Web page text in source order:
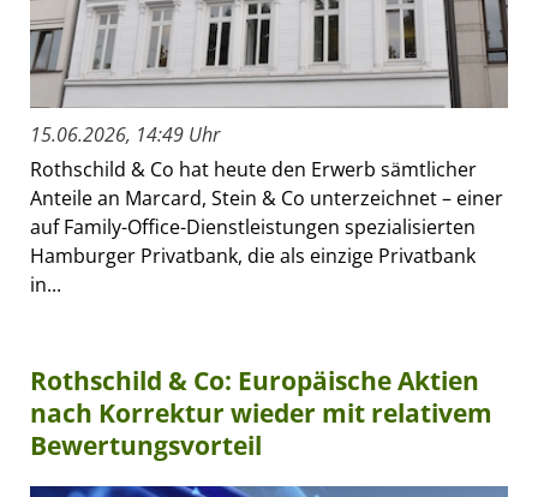
15.06.2026, 14:49 Uhr
Rothschild & Co hat heute den Erwerb sämtlicher
Anteile an Marcard, Stein & Co unterzeichnet – einer
auf Family-Office-Dienstleistungen spezialisierten
Hamburger Privatbank, die als einzige Privatbank
in...
Rothschild & Co: Europäische Aktien
nach Korrektur wieder mit relativem
Bewertungsvorteil